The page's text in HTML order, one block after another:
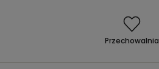
Przechowalnia